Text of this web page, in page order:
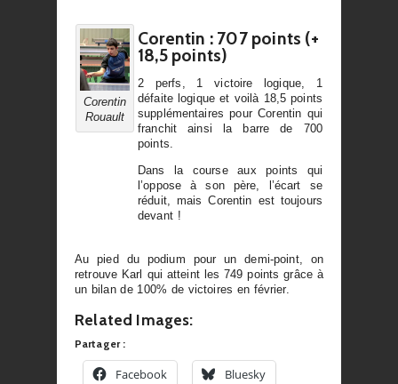
Corentin
Rouault
Corentin : 707 points (+
18,5 points)
2 perfs, 1 victoire logique, 1
défaite logique et voilà 18,5 points
supplémentaires pour Corentin qui
franchit ainsi la barre de 700
points.
Dans la course aux points qui
l’oppose à son père, l’écart se
réduit, mais Corentin est toujours
devant !
Au pied du podium pour un demi-point, on
retrouve Karl qui atteint les 749 points grâce à
un bilan de 100% de victoires en février.
Related Images:
Partager :
Facebook Bluesky